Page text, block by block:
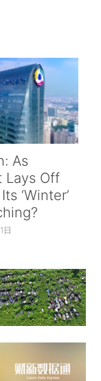
As
Lays Off
‘Winter’
日